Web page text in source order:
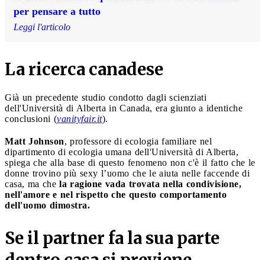
per pensare a tutto
Leggi l'articolo
La ricerca canadese
Già un precedente studio condotto dagli scienziati
dell'Università di Alberta in Canada, era giunto a identiche
conclusioni (vanityfair.it).
Matt Johnson, professore di ecologia familiare nel
dipartimento di ecologia umana dell'Università di Alberta,
spiega che alla base di questo fenomeno non c'è il fatto che le
donne trovino più sexy l’uomo che le aiuta nelle faccende di
casa, ma che la ragione vada trovata nella condivisione,
nell'amore e nel rispetto che questo comportamento
dell'uomo dimostra.
Se il partner fa la sua parte